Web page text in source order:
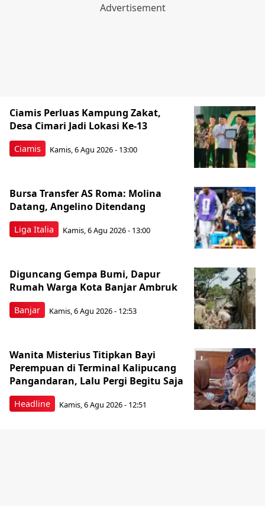
Ciamis
Ciamis Perluas Kampung Zakat,
Desa Cimari Jadi Lokasi Ke-13
Kamis, 6 Agu 2026 - 13:00
Liga Italia
Bursa Transfer AS Roma: Molina
Datang, Angelino Ditendang
Kamis, 6 Agu 2026 - 13:00
Banjar
Diguncang Gempa Bumi, Dapur
Rumah Warga Kota Banjar Ambruk
Kamis, 6 Agu 2026 - 12:53
Headline
Wanita Misterius Titipkan Bayi
Perempuan di Terminal Kalipucang
Pangandaran, Lalu Pergi Begitu Saja
Kamis, 6 Agu 2026 - 12:51